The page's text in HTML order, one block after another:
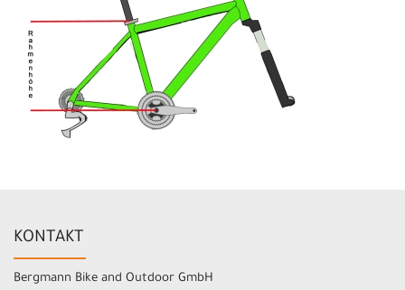
KONTAKT
Bergmann Bike and Outdoor GmbH